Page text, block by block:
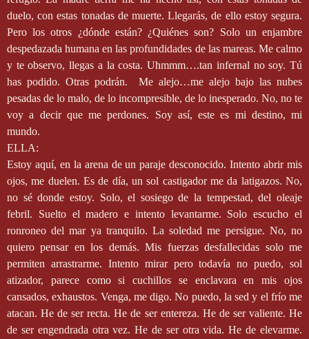
duelo, con estas tonadas de muerte. Llegarás, de ello estoy segura.
Pero los otros ¿dónde están? ¿Quiénes son? Solo un enjambre
despedazada humana en las profundidades de las mareas. Me calmo
y te observo, llegas a la costa. Uhmmm….tan infernal no soy. Tú
has podido. Otras podrán.
Me alejo…me alejo bajo las nubes
pesadas de lo malo, de lo incompresible, de lo inesperado. No, no te
voy a decir que me perdones. Soy así, este es mi destino, mi
mundo.
ELLA:
Estoy aquí, en la arena de un paraje desconocido. Intento abrir mis
ojos, me duelen. Es de día, un sol castigador me da latigazos. No,
no sé donde estoy. Solo, el sosiego de la tempestad, del oleaje
febril. Suelto el madero e intento levantarme. Solo escucho el
ronroneo del mar ya tranquilo. La soledad me persigue. No, no
quiero pensar en los demás. Mis fuerzas desfallecidas solo me
permiten arrastrarme. Intento mirar pero todavía no puedo, sol
atizador, parece como si cuchillos se enclavara en mis ojos
cansados, exhaustos. Venga, me digo. No puedo, la sed y el frío me
atacan. He de ser recta. He de ser entereza. He de ser valiente. He
de ser engendrada otra vez. He de ser otra vida. He de elevarme.